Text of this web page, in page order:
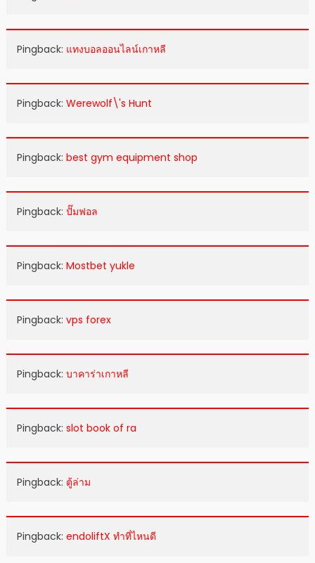
Pingback: แทงบอลออนไลน์เกาหลี
Pingback: Werewolf\'s Hunt
Pingback: best gym equipment shop
Pingback: ปั๊มฟอล
Pingback: Mostbet yukle
Pingback: vps forex
Pingback: บาคาร่าเกาหลี
Pingback: slot book of ra
Pingback: ตู้ล่าม
Pingback: endoliftX ทำที่ไหนดี